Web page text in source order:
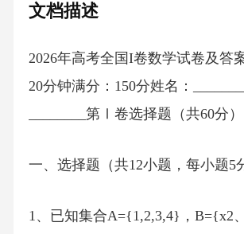
文档描述
2026年高考全国I卷数学试卷及答
20分钟满分：150分姓名：
________第Ⅰ卷选择题（共60分）
一、选择题（共12小题，每小题5
1、已知集合A={1,2,3,4}，B={x2